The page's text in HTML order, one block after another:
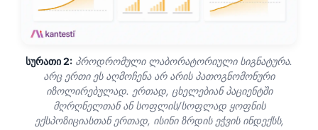
სურათი 2: პროდრომული ლაბორატორიული სიგნატურა.
არც ერთი ეს აღმოჩენა არ არის პათოგნომონური
იზოლირებულად. ერთად, ცხელებიან პაციენტში
მღრღნელთან ან სოფლის/სოფლად ყოფნის
ექსპოზიციასთან ერთად, ისინი ზრდის ეჭვის ინდექსს,